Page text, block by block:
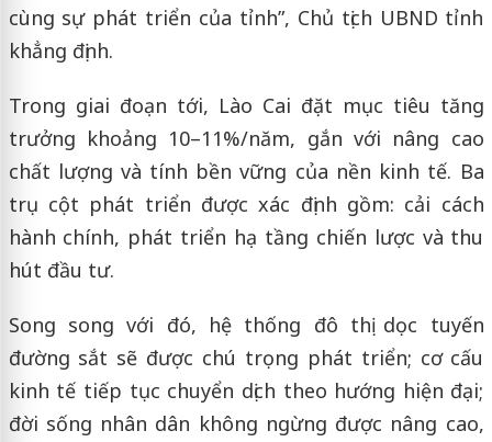
cùng sự phát triển của tỉnh”, Chủ tịch UBND tỉnh
khẳng định.
Trong giai đoạn tới, Lào Cai đặt mục tiêu tăng
trưởng khoảng 10–11%/năm, gắn với nâng cao
chất lượng và tính bền vững của nền kinh tế. Ba
trụ cột phát triển được xác định gồm: cải cách
hành chính, phát triển hạ tầng chiến lược và thu
hút đầu tư.
Song song với đó, hệ thống đô thị dọc tuyến
đường sắt sẽ được chú trọng phát triển; cơ cấu
kinh tế tiếp tục chuyển dịch theo hướng hiện đại;
đời sống nhân dân không ngừng được nâng cao,